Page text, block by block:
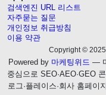
검색엔진 URL 리스트
자주묻는 질문
개인정보 취급방침
이용 약관
Copyright ©
Powered by 마케팅위드 —
중심으로 SEO·AEO·GEO
로그·플레이스·회사 홈페